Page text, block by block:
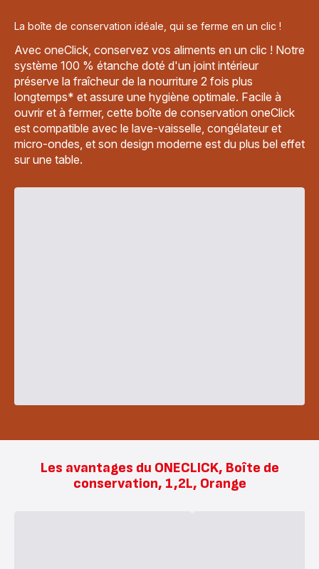
boîtes
conservation
One
Click
-
14,99 €
La boîte de conservation idéale, qui se ferme en un clic !
Avec oneClick, conservez vos aliments en un clic ! Notre
système 100 % étanche doté d'un joint intérieur
préserve la fraîcheur de la nourriture 2 fois plus
longtemps* et assure une hygiène optimale. Facile à
ouvrir et à fermer, cette boîte de conservation oneClick
est compatible avec le lave-vaisselle, congélateur et
micro-ondes, et son design moderne est du plus bel effet
sur une table.
Les avantages du ONECLICK, Boîte de
conservation, 1,2L, Orange